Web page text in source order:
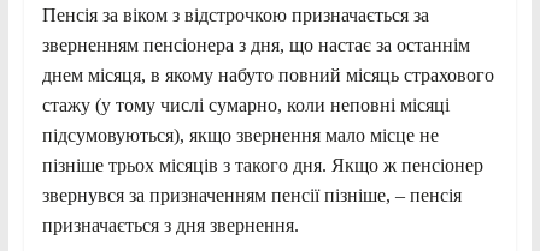
Пенсія за віком з відстрочкою призначається за
зверненням пенсіонера з дня, що настає за останнім
днем місяця, в якому набуто повний місяць страхового
стажу (у тому числі сумарно, коли неповні місяці
підсумовуються), якщо звернення мало місце не
пізніше трьох місяців з такого дня. Якщо ж пенсіонер
звернувся за призначенням пенсії пізніше, – пенсія
призначається з дня звернення.